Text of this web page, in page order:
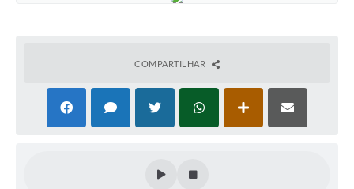
COMPARTILHAR